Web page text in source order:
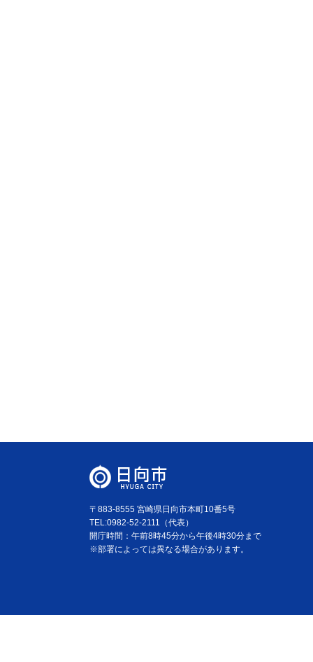
〒883-8555 宮崎県日向市本町10番5号
TEL:0982-52-2111（代表）
開庁時間：午前8時45分から午後4時30分まで
※部署によっては異なる場合があります。